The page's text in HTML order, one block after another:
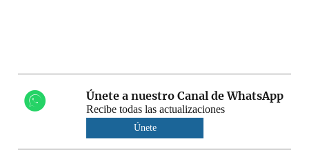
Únete a nuestro Canal de WhatsApp
Recibe todas las actualizaciones
Únete